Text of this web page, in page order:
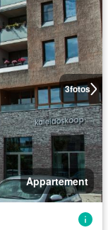
3fotos
Appartement